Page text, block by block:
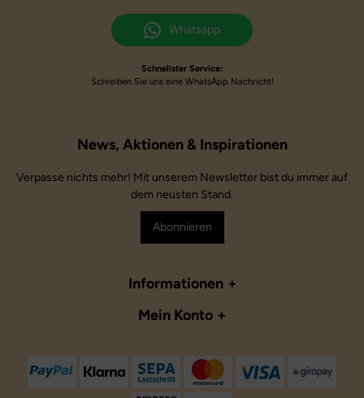
Whatsapp
Schnellster Service:
Schreiben Sie uns eine WhatsApp Nachricht!
Informationen
Mein Konto
Verpasse nichts mehr! Mit unserem Newsletter bist du immer auf
dem neusten Stand.
Abonnieren